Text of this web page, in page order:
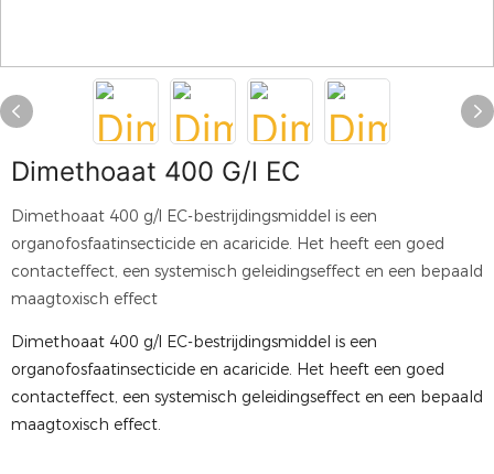
Dimethoaat 400 G/l EC
Dimethoaat 400 g/l EC-bestrijdingsmiddel is een
organofosfaatinsecticide en acaricide. Het heeft een goed
contacteffect, een systemisch geleidingseffect en een bepaald
maagtoxisch effect
Dimethoaat 400 g/l EC-bestrijdingsmiddel is een
organofosfaatinsecticide en acaricide. Het heeft een goed
contacteffect, een systemisch geleidingseffect en een bepaald
maagtoxisch effect.